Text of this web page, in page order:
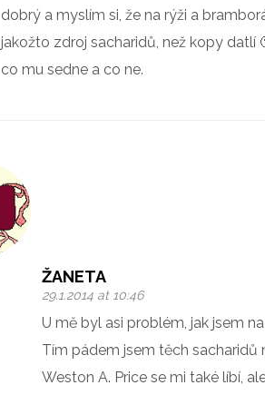
dobrý a myslím si, že na rýži a
jakožto zdroj sacharidů, než kopy
co mu sedne a co ne.
ŽANETA
29.1.2014 at 10:46
U mě byl asi problém, jak jsem
Tím pádem jsem těch sacharidů
Weston A. Price se mi také líbí,